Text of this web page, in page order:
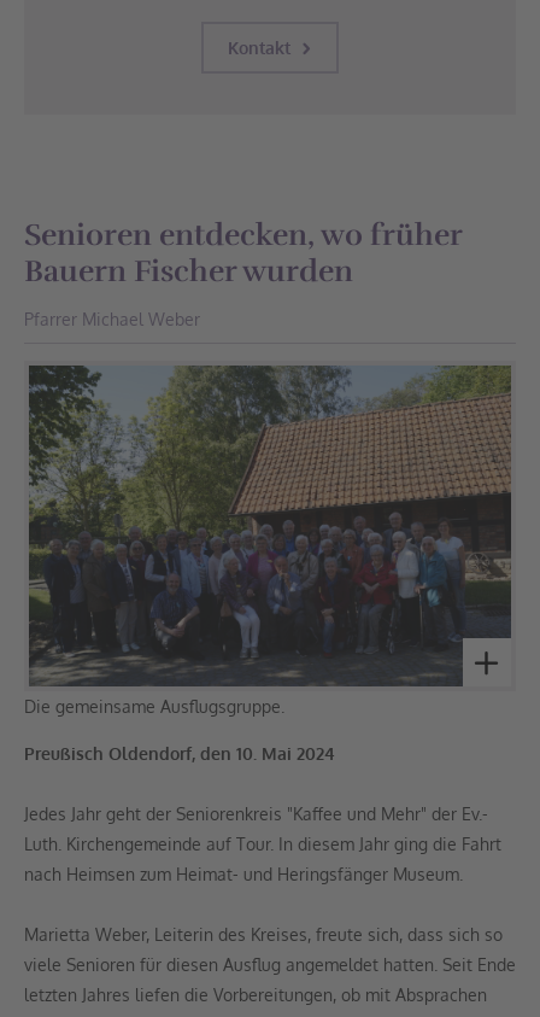
Kontakt
Senioren entdecken, wo früher
Bauern Fischer wurden
Pfarrer Michael Weber
Die gemeinsame Ausflugsgruppe.
Preußisch Oldendorf, den 10. Mai 2024
Jedes Jahr geht der Seniorenkreis "Kaffee und Mehr" der Ev.-
Luth. Kirchengemeinde auf Tour. In diesem Jahr ging die Fahrt
nach Heimsen zum Heimat- und Heringsfänger Museum.
Marietta Weber, Leiterin des Kreises, freute sich, dass sich so
viele Senioren für diesen Ausflug angemeldet hatten. Seit Ende
letzten Jahres liefen die Vorbereitungen, ob mit Absprachen